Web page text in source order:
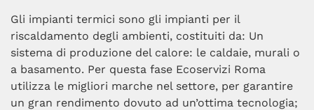
Gli impianti termici sono gli impianti per il
riscaldamento degli ambienti, costituiti da: Un
sistema di produzione del calore: le caldaie, murali o
a basamento. Per questa fase Ecoservizi Roma
utilizza le migliori marche nel settore, per garantire
un gran rendimento dovuto ad un’ottima tecnologia;